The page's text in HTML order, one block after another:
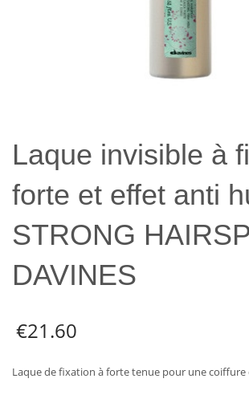
Laque invisible à
forte et effet anti
STRONG
DAVINES
€21.60
Laque de fixation à forte tenue pour une